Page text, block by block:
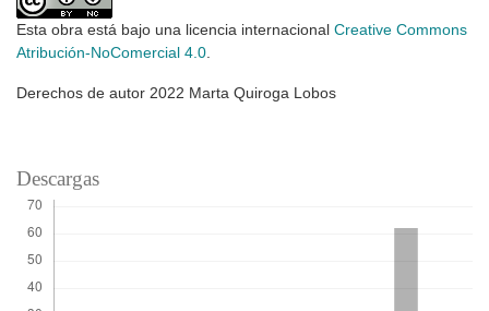
Esta obra está bajo una licencia internacional Creative Commons
Atribución-NoComercial 4.0
Derechos de autor 2022 Marta Quiroga Lobos
Descargas